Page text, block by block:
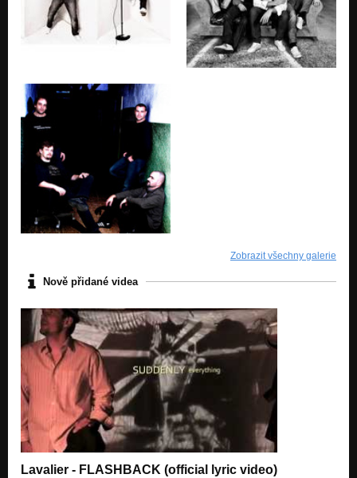
Zobrazit všechny galerie
Nově přidané videa
Lavalier - FLASHBACK (official lyric video)